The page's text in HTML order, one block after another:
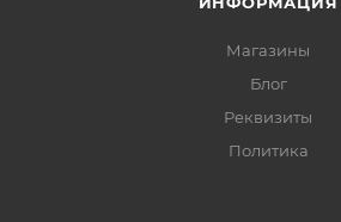
Магазины
Блог
Реквизиты
Политика